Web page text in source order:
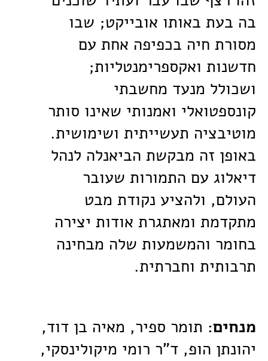
בה בעת באותו אובייקט; שבו
מסורת חיה בכפיפה אחת עם
חדשנות ואקספרימנטליות;
ושכולל מנעד מחשבתי
קונספטואלי ואמנותי שאינו סותר
מוטיבציה תעשייתית ושימושית.
באופן זה מבקשת הביאנלה לנהל
דיאלוג עם התמורות שעובר
העולם, ולהציע נקודת מבט
מתקדמת ומאתגרת אודות יצירה
בחומר והמשמעות שלה מבחינה
תרבותית וחברתית.
מנחים: תומר ספיר, מאיה בן דוד,
יהונתן הופ, ד"ר רומי מיקולינסקי,